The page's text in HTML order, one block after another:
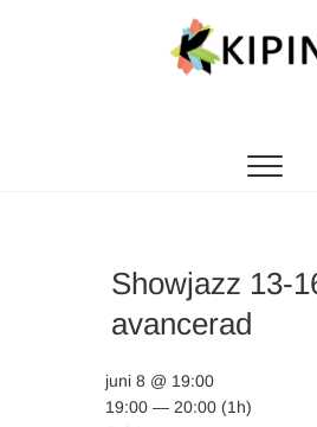
Showjazz 13-
avancerad
juni 8 @ 19:00
19:00 — 20:00 (1h)